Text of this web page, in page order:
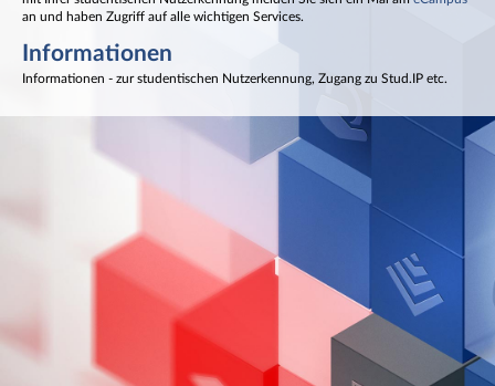
an und haben Zugriff auf alle wichtigen Services.
Informationen
Informationen - zur studentischen Nutzerkennung, Zugang zu Stud.IP etc.